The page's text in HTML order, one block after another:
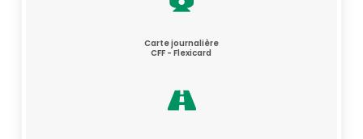
Carte journalière
CFF - Flexicard